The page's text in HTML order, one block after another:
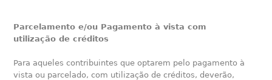
Parcelamento e/ou Pagamento à vista com
utilização de créditos
Para aqueles contribuintes que optarem pelo pagamento à
vista ou parcelado, com utilização de créditos, deverão,